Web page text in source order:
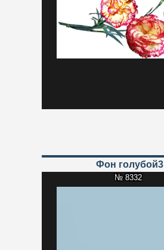
Фон голубой3
№ 8332